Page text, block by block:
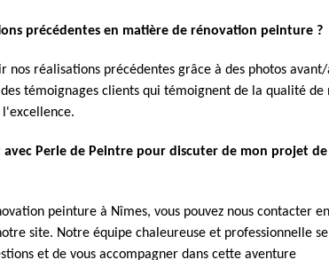
précédentes en matière de rénovation peinture ?
nos réalisations précédentes grâce à des photos
témoignages clients qui témoignent de la qualité de
Perle de Peintre pour discuter de mon projet de
peinture à Nîmes, vous pouvez nous contacter en
site. Notre équipe chaleureuse et professionnelle
et de vous accompagner dans cette aventure